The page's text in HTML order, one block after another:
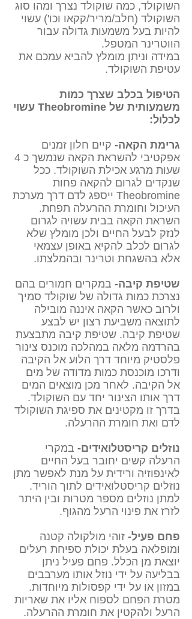
השוקולד, כמה שוקולד נצרך ומהו סוג
השוקולד (חלב/מריר/קקאו וכו') עשוי
להיות בעל משמעות גדולה עבור
הווטרינר המטפל.
במידה וניתן מומלץ להביא עמכם את
עטיפת השוקולד.
הטיפול בכלב שצרך כמות
משמעותית של Theobromine עשוי
לכלול:
גרימת הקאה- קיים חלון זמנים
אפקטיבי להשראת הקאה שנמשך כ 4
שעות מרגע אכילת השוקולד. ככל
שנקדים לגרום להקאה פחות
Theobromine ייספג לדם דרך מערכת
העיכול וחומרת ההרעלה תפחת.
השראת הקאה בבית עשויה לגרום
לנזק לבעל החיים ולכן מומלץ שלא
לגרום לכלב להקיא באופן עצמאי
אלא בהשגחת וטרינר ובהמלצתו.
שטיפת קיבה- במקרים חמורים בהם
נצרכת כמות גדולה של שוקולד סמיך
ולרוב כאשר הקאה איננה מובילה
לתוצאה משביעת רצון יש לבצע
שטיפת קיבה. שטיפת קיבה מתבצעת
בהרדמה מלאה במהלכה מוכנס צינור
פלסטיק מיוחד דרך הלוע אל הקיבה
ודרכו מוכנסת כמות מדודה של מים
אל הקיבה. לאחר מכן מוצאים המים
דרך אותו הצינור יחד עם השוקולד.
בדרך זו מקטינים את ספיגת השוקולד
לדם ואת חומרת ההרעלה.
נוזלים קריסטלואידים- במקרי
הרעלה קשים יחובר בעל החיים
לאינפוזיה ורידית על מנת לאפשר מתן
נוזלים קריסטלואידים לתוך הוריד.
למתן נוזלים מספר מטרות ובין היתר
לזרז את פינוי הרעל מהגוף.
פחם פעיל- זוהי מולקולה קטנה
ומופלאה בעלת יכולת ספיחת רעלים
יוצאת מן הכלל. פחם פעיל ניתן
בבליעה על ידי נוזל אותו מערבבים
במזון או על ידי קפסולות מיוחדות.
מטרת הפחם לספוח אליו את שאריות
הרעל ולהקטין את חומרת ההרעלה.